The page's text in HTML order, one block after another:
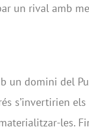
un rival amb
un domini del
s’invertirien
les.